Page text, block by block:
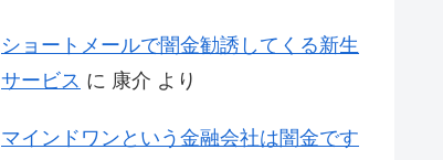
ショートメールで闇金勧誘してくる新生
サービス に 康介 より
マインドワンという金融会社は闇金です